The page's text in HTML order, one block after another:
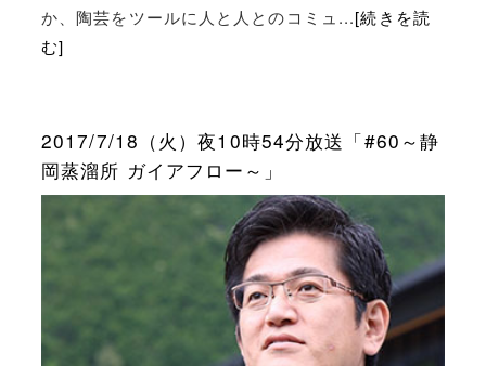
か、陶芸をツールに人と人とのコミュ...[続きを読
む]
2017/7/18（火）夜10時54分放送「#60～静
岡蒸溜所 ガイアフロー～」